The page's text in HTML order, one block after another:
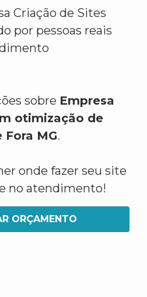
Criação de Sites
por pessoas reais
sobre Empresa
otimização de
Fora MG.
onde fazer seu site
no atendimento!
ORÇAMENTO